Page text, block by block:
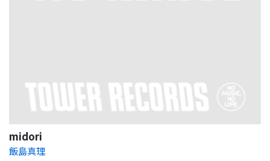
midori
飯島真理